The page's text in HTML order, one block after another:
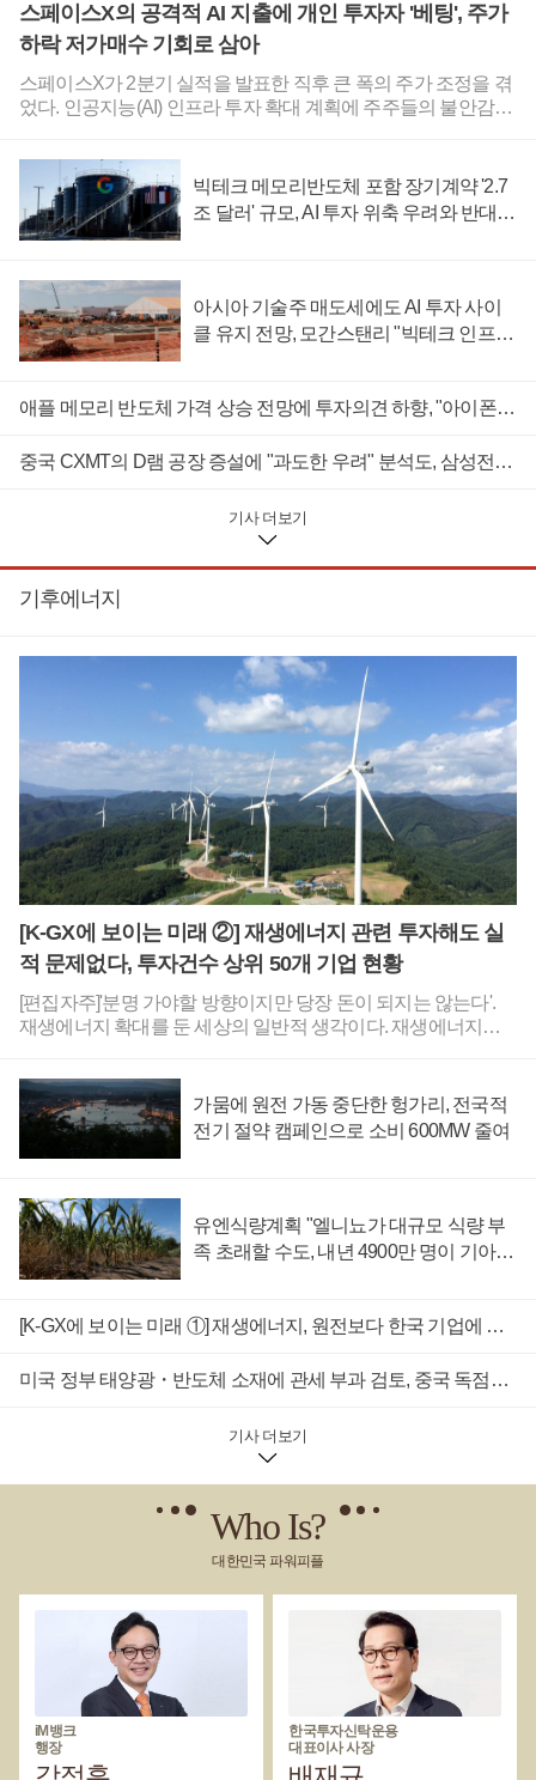
스페이스X의 공격적 AI 지출에 개인 투자자 '베팅', 주가
하락 저가매수 기회로 삼아
스페이스X가 2분기 실적을 발표한 직후 큰 폭의 주가 조정을 겪
었다. 인공지능(AI) 인프라 투자 확대 계획에 주주들의 불안감이
저가매수 기회로 삼아 스페이스X 주식을 대거 매입하면서 중장
기 경쟁력에 신뢰를 보내는 신호도 파악되고 있다.5일(현지시
각) 월스트리트저널 계열 투자전문지 마켓워치는 "개인 투자자
들은 스페이스X 주가 하락을 기회로 삼아 적극적으로 매수에 나
만 180억 달러(약 26조 원) 이상을 인공지능(AI) 데이터센터 투자
와 같은 자본 지출에 사용했다고 발표한 영향으로 분석된다.마
켓워치는 스페이스X의 지출 규모가 시장 평균 예상치보다 약
선 것으로 파악됐다.시장 조사기관 반다리서치에 따르면 개장
의 순매수 규모는 2200만 달러(약 312억 원) 안팎으로 집계됐다.
다.기관 투자자들이 스페이스X 주식을 대거 매도하는 동안 개인
투자자들은 주가 하락을 저가 매수 기회로 삼았다는 의미로 해
석할 수 있다.반다리서치는 기관 투자자들이 단기적 인공지능
투자 지출과 수익성 악화에 집중한 반면 개인 투자자들은 정반
대 성향을 보였다고 마켓워치에 전했다.스페이스X의 공격적 인
것이라고 판단해 적극적으로 주식을 매수했다는 것이다.마켓워
치는 "개인 투자자들은 스페이스X의 긍정적 측면에 주목하는
쪽을 선택했다"며 "주가 상승에 베팅하는 콜옵션 매수도 활발했
다"고 전했다.다만 마켓워치는 현지시각으로 6일부터 스페이스
X 초기 투자자 및 직원들 일부의 보호예수 기간이 해제되며 이
들이 보유한 지분을 매도할 수 있게 된다는 데 주목했다.당장 1
천억 달러(약 142조 원) 상당의 스페이스X 지분이 시장에서 거
래할 수 있도록 풀리기 때문에 매도 물량이 급증하며 주가 하락
으로 이어질 수 있다는 것이다.스페이스X 상장 전 투자자들이
보유하고 있던 주식은 12월까지 순차적으로 보호예수가 해제된
다.로이터에 따르면 투자기관 르네상스캐피털은 "스페이스X 직
원 및 초기 투자자들은 현재 보유한 지분으로 막대한 평가이익
을 보고 있다"며 "차익을 실현해 자산 포트폴리오를 다변화하려
는 욕구가 클 것"이라고 분석했다. 김용원 기자
빅테크 메모리반도체 포함 장기계약 '2.7
조 달러' 규모, AI 투자 위축 우려와 반대
아시아 기술주 매도세에도 AI 투자 사이
클 유지 전망, 모간스탠리 "빅테크 인프라
애플 메모리 반도체 가격 상승 전망에 투자의견 하향, "아이폰 마진에 타격"
중국 CXMT의 D램 공장 증설에 "과도한 우려" 분석도, 삼성전자 SK하이닉스 추격에 한계 전망
기사 더보기
기후에너지
[K-GX에 보이는 미래 ②] 재생에너지 관련 투자해도 실
적 문제없다, 투자건수 상위 50개 기업 현황
[편집자주]'분명 가야할 방향이지만 당장 돈이 되지는 않는다'.
재생에너지 확대를 둔 세상의 일반적 생각이다. 재생에너지는
전략에 핵심이지만 이와 관련한 사업성이 아직 높지 않다는 견
해가 많다. 하지만 재생에너지는 기후 대응과 탄소중립의 핵심
일뿐 아니라 미래 새 먹거리로 도약할 잠재력도충분하다. 수출
통계와 기업 공시를 통해 실제로 나타난 재생에너지 관련 분야
세히 짚어본다. [K-GX에 보이는 미래 ①] 재생에너지, 원전보다
한국 기업에 더 큰 수출 기회 연다 [K-GX에 보이는 미래②] 재생
에너지 관련 투자해도 실적 문제없다, 투자건수 상위 50개 기업
현황 최근 5년 동안 재생에너지와 관련한 사업 추진 건수 상위
타났다.재생에너지 관련 투자를 벌이느라 한국 기업들의 수익
성이 나빠질 수 있다는 세간의 인식은 사실과 거리가 먼 것으로
터를 활용해 국내 상장사들의 2021~2025년 재생에너지 관련 사
지 관련 사업 추진건수 상위 50대 상장사 가운데 37개 기업의 영
업이익이 증가했고 13개 기업만이 보합세이거나 감소한 것으로
나타났다.재생에너지 사업이 수익성에 악영향을 줄 수 있다는
세간의 일반적 인식과 달리 재생에너지 사업 추진 건수와 영업
이익 부진 사이에 뚜렷한 상관관계는 보이지 않았다.재생에너
지 관련 사업 추진 건수 상위 50대 상장사 가운데 대기업 지주사
LS, SK스퀘어, 한화, 삼성물산, KT&G 등 8개사는 영업이익이 증
가했다.영업이익이 증가한 지주사의 공통점은 재생에너지 관련
계열사를 거느리고 있다는 것이다. GS, LS, HD현대, 한화, 두산
등이 이에 해당한다. 이들은 태양광, 해상풍력, 해저케이블 관련
계열사를 두고 있다.국내 산업 부문별로 보면 정유사, 석유화학,
철강, 건설 등 전통적으로 온실가스를 많이 배출하는 사업에 종
사하는 기업들은 재생에너지 사업 추진건수가 많음에도 불구하
고 대체로 실적이 부진했다.일례로 포스코홀딩스, 현대건설, 대
가뭄에 원전 가동 중단한 헝가리, 전국적
전기 절약 캠페인으로 소비 600MW 줄여
유엔식량계획 "엘니뇨가 대규모 식량 부
족 초래할 수도, 내년 4900만 명이 기아
[K-GX에 보이는 미래 ①] 재생에너지, 원전보다 한국 기업에 더 큰 수출 기회 연다
미국 정부 태양광・반도체 소재에 관세 부과 검토, 중국 독점에 대응 차원
기사 더보기
Who Is?
대한민국 파워피플
iM뱅크
행장
한국투자신탁운용
대표이사 사장